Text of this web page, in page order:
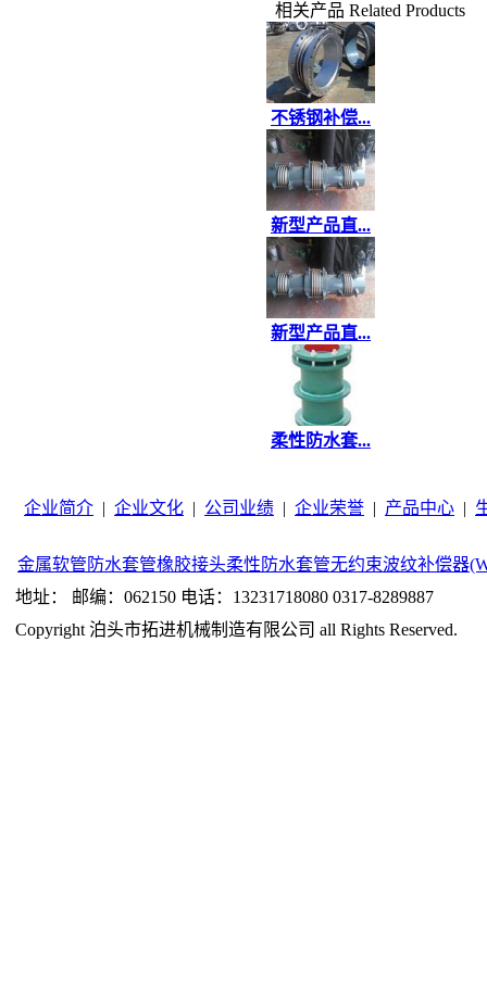
相关产品 Related Products
不锈钢补偿...
新型产品直...
新型产品直...
柔性防水套...
企业简介 | 企业文化 | 公司业绩 | 企业荣誉 | 产品中心 |
金属软管 防水套管橡胶接头柔性防水套管无约束波纹补偿器
地址： 邮编：062150 电话：13231718080 0317-8289887
Copyright 泊头市拓进机械制造有限公司 all Rights Reserved.